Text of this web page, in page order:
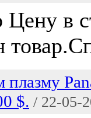
в
$. / 22-05-